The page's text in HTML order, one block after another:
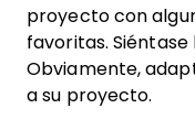
proyecto con
favoritas.
Obviamente,
a su proyecto.